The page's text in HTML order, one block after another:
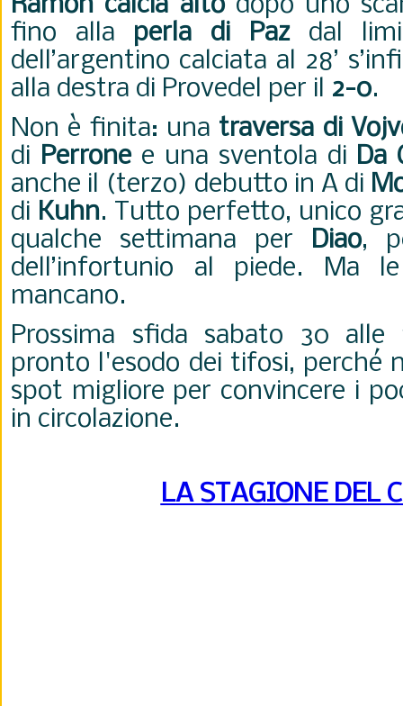
Ramon calcia altodopo uno
fino alla perla di Pazdal
dell’argentino calciata al 28’
alla destra di Provedel per il 2-0.
Non è finita: una traversa di
di Perronee una sventola di Da
anche il (terzo) debutto in A di
di Kuhn. Tutto perfetto, unico
qualche settimana per Diao,
dell’infortunio al piede. Ma
mancano.
Prossima sfida sabato 30
pronto l'esodo dei tifosi, perché
spot migliore per convincere i
in circolazione.
LA STAGIONE DEL